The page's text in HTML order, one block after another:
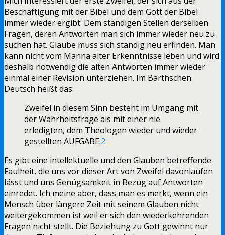
Beschäftigung mit der Bibel und dem Gott der Bibel
immer wieder ergibt: Dem ständigen Stellen derselben
Fragen, deren Antworten man sich immer wieder neu zu
suchen hat. Glaube muss sich ständig neu erfinden. Man
kann nicht vom Manna alter Erkenntnisse leben und wird
deshalb notwendig die alten Antworten immer wieder
einmal einer Revision unterziehen. Im Barthschen
Deutsch heißt das:
Zweifel in diesem Sinn besteht im Umgang mit
der Wahrheitsfrage als mit einer nie
erledigten, dem Theologen wieder und wieder
gestellten AUFGABE.2
Es gibt eine intellektuelle und den Glauben betreffende
Faulheit, die uns vor dieser Art von Zweifel davonlaufen
lässt und uns Genügsamkeit in Bezug auf Antworten
einredet. Ich meine aber, dass man es merkt, wenn ein
Mensch über längere Zeit mit seinem Glauben nicht
weitergekommen ist weil er sich den wiederkehrenden
Fragen nicht stellt. Die Beziehung zu Gott gewinnt nur